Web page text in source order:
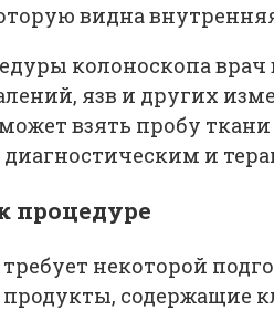
видна
колоноскопа врач
язв и других
взять пробу
и
процедуре
некоторой
содержащие